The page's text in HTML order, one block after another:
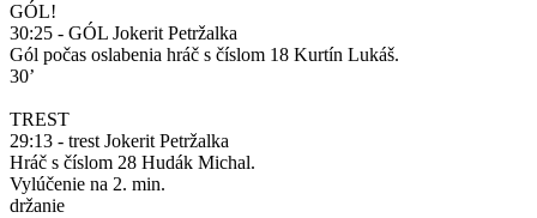
GÓL!
30:25 - GÓL Jokerit Petržalka
Gól počas oslabenia hráč s číslom 18 Kurtín Lukáš.
30’
TREST
29:13 - trest Jokerit Petržalka
Hráč s číslom 28 Hudák Michal.
Vylúčenie na 2. min.
držanie